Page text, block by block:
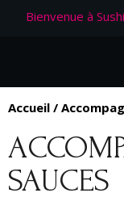
Bienvenue à
Accueil /
SAUCES